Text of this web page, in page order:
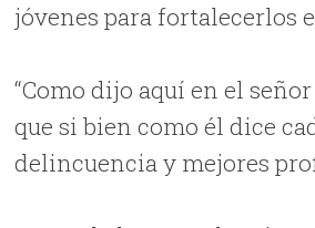
jóvenes para fortalecerlos
“Como dijo aquí en el
que si bien como él dice
delincuencia y mejores